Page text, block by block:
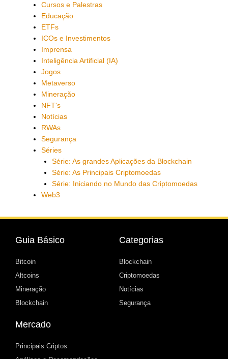
Cursos e Palestras
Educação
ETFs
ICOs e Investimentos
Imprensa
Inteligência Artificial (IA)
Jogos
Metaverso
Mineração
NFT's
Notícias
RWAs
Segurança
Séries
Série: As grandes Aplicações da Blockchain
Série: As Principais Criptomoedas
Série: Iniciando no Mundo das Criptomoedas
Web3
Guia Básico
Bitcoin
Altcoins
Mineração
Blockchain
Categorias
Blockchain
Criptomoedas
Notícias
Segurança
Mercado
Principais Criptos